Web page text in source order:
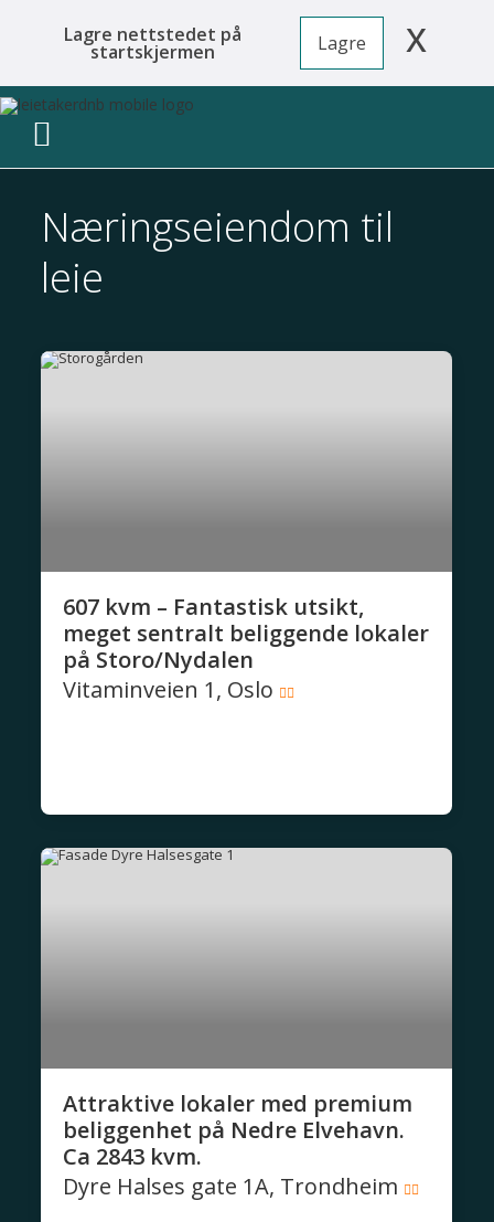
Lagre nettstedet på
startskjermen Lagre x
Næringseiendom til
leie
607 kvm – Fantastisk utsikt,
meget sentralt beliggende lokaler
på Storo/Nydalen
Vitaminveien 1, Oslo
Attraktive lokaler med premium
beliggenhet på Nedre Elvehavn.
Ca 2843 kvm.
Dyre Halses gate 1A, Trondheim